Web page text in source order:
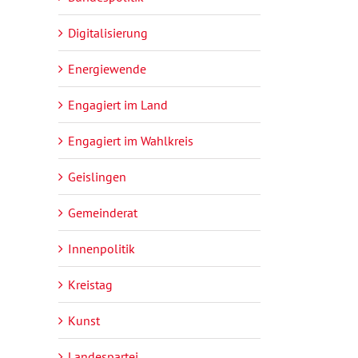
Digitalisierung
Energiewende
Engagiert im Land
Engagiert im Wahlkreis
Geislingen
Gemeinderat
Innenpolitik
Kreistag
Kunst